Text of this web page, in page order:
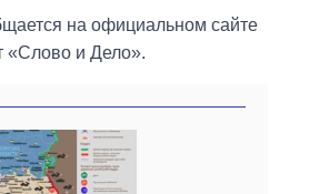
на официальном сайте
и Дело».